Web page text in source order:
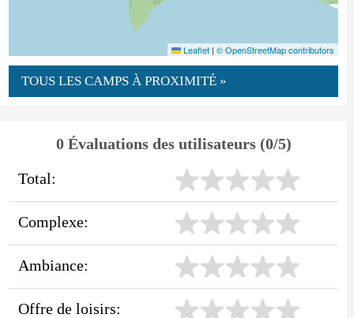
Leaflet | © OpenStreetMap contributors
TOUS LES CAMPS À PROXIMITÉ »
0 Évaluations des utilisateurs (0/5)
Total:
Complexe:
Ambiance:
Offre de loisirs: